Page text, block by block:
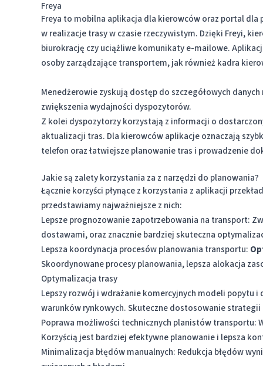
Freya
Freya to mobilna aplikacja dla kierowców oraz portal
w realizacje trasy w czasie rzeczywistym. Dzięki Freyi,
biurokrację czy uciążliwe komunikaty e-mailowe.
osoby zarządzające transportem, jak również kadra
Menedżerowie zyskują dostęp do szczegółowych
zwiększenia wydajności dyspozytorów.
Z kolei dyspozytorzy korzystają z informacji o
aktualizacji tras. Dla kierowców aplikacje oznaczają
telefon oraz łatwiejsze planowanie tras i prowadzenie
Jakie są zalety korzystania za z narzędzi do planowania?
Łącznie korzyści płynące z korzystania z aplikacji
przedstawiamy najważniejsze z nich:
Lepsze prognozowanie zapotrzebowania na transport:
dostawami, oraz znacznie bardziej skuteczna
Lepsza koordynacja procesów planowania transportu:
Skoordynowane procesy planowania, lepsza alokacja
Optymalizacja trasy
Lepszy rozwój i wdrażanie komercyjnych modeli popytu
warunków rynkowych. Skuteczne dostosowanie
Poprawa możliwości technicznych planistów transportu:
Korzyścią jest bardziej efektywne planowanie i lepsza
Minimalizacja błędów manualnych: Redukcja błędów